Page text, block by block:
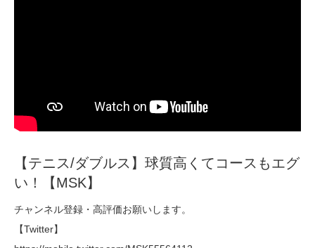
【テニス/ダブルス】球質高くてコースもエグ
い！【MSK】
チャンネル登録・高評価お願いします。
【Twitter】